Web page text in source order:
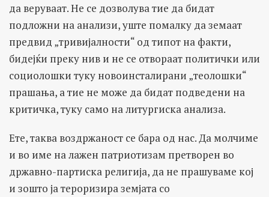
да веруваат. Не се дозволува тие да бидат
подложни на анализи, уште помалку да земаат
предвид „тривијалности“ од типот на факти,
бидејќи преку нив и не се отвораат политички или
социолошки туку новоинсталирани „теолошки“
прашања, а тие не може да бидат подведени на
критичка, туку само на литургиска анализа.
Ете, таква воздржаност се бара од нас. Да молчиме
и во име на лажен патриотизам претворен во
државно-партиска религија, да не прашуваме кој
и зошто ја тероризира земјата со